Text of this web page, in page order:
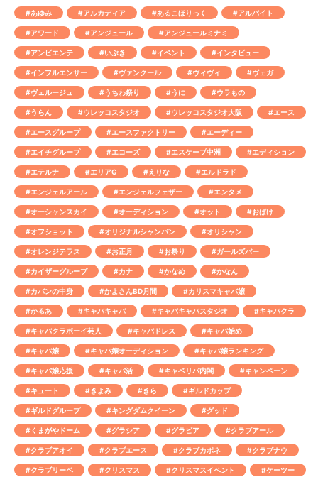
#あゆみ #アルカディア #あるこほりっく #アルバイト
#アワード #アンジュール #アンジュールミナミ
#アンビエンテ #いぶき #イベント #インタビュー
#インフルエンサー #ヴァンクール #ヴィヴィ #ヴェガ
#ヴェルージュ #うちわ祭り #うに #ウラもの
#うらん #ウレッコスタジオ #ウレッコスタジオ大阪 #エース
#エースグループ #エースファクトリー #エーディー
#エイチグループ #エコーズ #エスケープ中洲 #エディション
#エテルナ #エリアG #えりな #エルドラド
#エンジェルアール #エンジェルフェザー #エンタメ
#オーシャンスカイ #オーディション #オット #おばけ
#オフショット #オリジナルシャンパン #オリシャン
#オレンジテラス #お正月 #お祭り #ガールズバー
#カイザーグループ #カナ #かなめ #かなん
#カバンの中身 #かよさんBD月間 #カリスマキャバ嬢
#かるあ #キャバキャバ #キャバキャバスタジオ #キャバクラ
#キャバクラボーイ芸人 #キャバドレス #キャバ始め
#キャバ嬢 #キャバ嬢オーディション #キャバ嬢ランキング
#キャバ嬢応援 #キャバ活 #キャベリバ内閣 #キャンペーン
#キュート #きよみ #きら #ギルドカップ
#ギルドグループ #キングダムクイーン #グッド
#くまがやドーム #グラシア #グラビア #クラブアール
#クラブアオイ #クラブエース #クラブカポネ #クラブナウ
#クラブリーベ #クリスマス #クリスマスイベント #ケーツー